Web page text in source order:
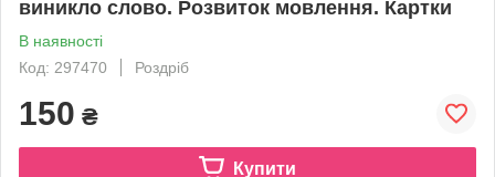
виникло слово. Розвиток мовлення. Картки
В наявності
Код: 297470
Роздріб
150 ₴
Купити